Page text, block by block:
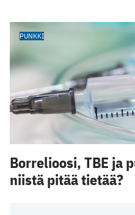
PUNKKI
Borrelioosi, TBE ja
niistä pitää tietää?